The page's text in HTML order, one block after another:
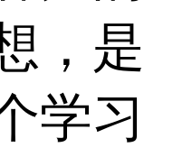
，是
学习